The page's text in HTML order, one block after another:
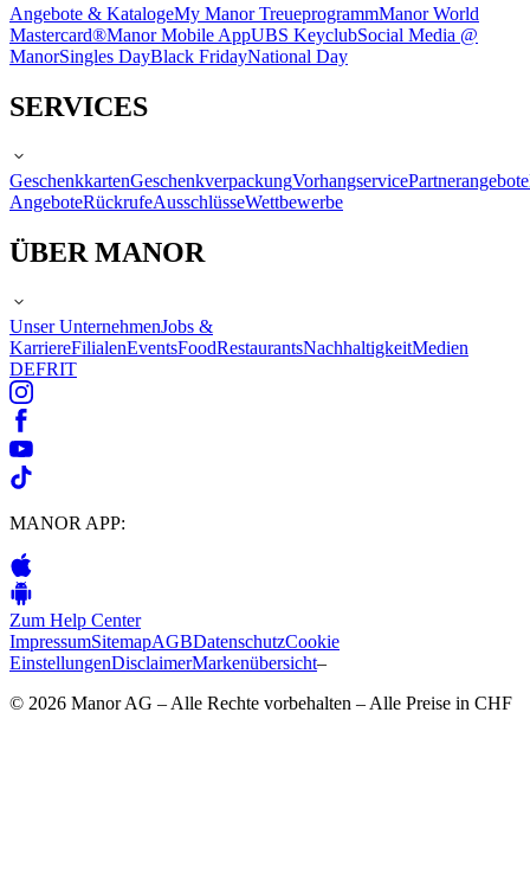
Angebote & KatalogeMy Manor TreueprogrammManor World
Mastercard®Manor Mobile AppUBS KeyclubSocial Media @
ManorSingles DayBlack FridayNational Day
SERVICES
GeschenkkartenGeschenkverpackungVorhangservicePartnerangebote
AngeboteRückrufeAusschlüsseWettbewerbe
ÜBER MANOR
Unser UnternehmenJobs &
KarriereFilialenEventsFoodRestaurantsNachhaltigkeitMedien
DEFRIT
MANOR APP:
Zum Help Center
ImpressumSitemapAGBDatenschutzCookie
EinstellungenDisclaimerMarkenübersicht–
© 2026 Manor AG – Alle Rechte vorbehalten – Alle Preise in CHF